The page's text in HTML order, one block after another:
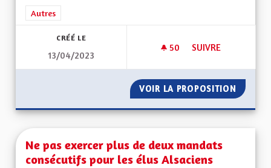
Filtrer les résultats de la catégorie : Autres
Autres
CRÉÉ LE
13/04/2023
50 50 ABONNÉS
SUIVRE
VOIR LA PROPOSITION
Ne pas exercer plus de deux mandats
consécutifs pour les élus Alsaciens